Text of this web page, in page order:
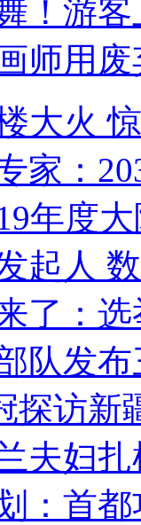
！游客
师用
大火
家：
年度
起人
了：
队发
探访新
夫妇
：首